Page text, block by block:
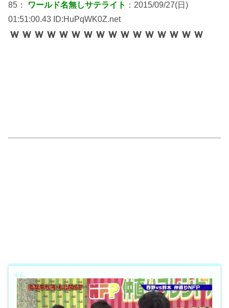
85： ワールド名無しサテライト ：2015/09/27(日)
01:51:00.43 ID:HuPqWK0Z.net
ｗｗｗｗｗｗｗｗｗｗｗｗｗｗｗｗ